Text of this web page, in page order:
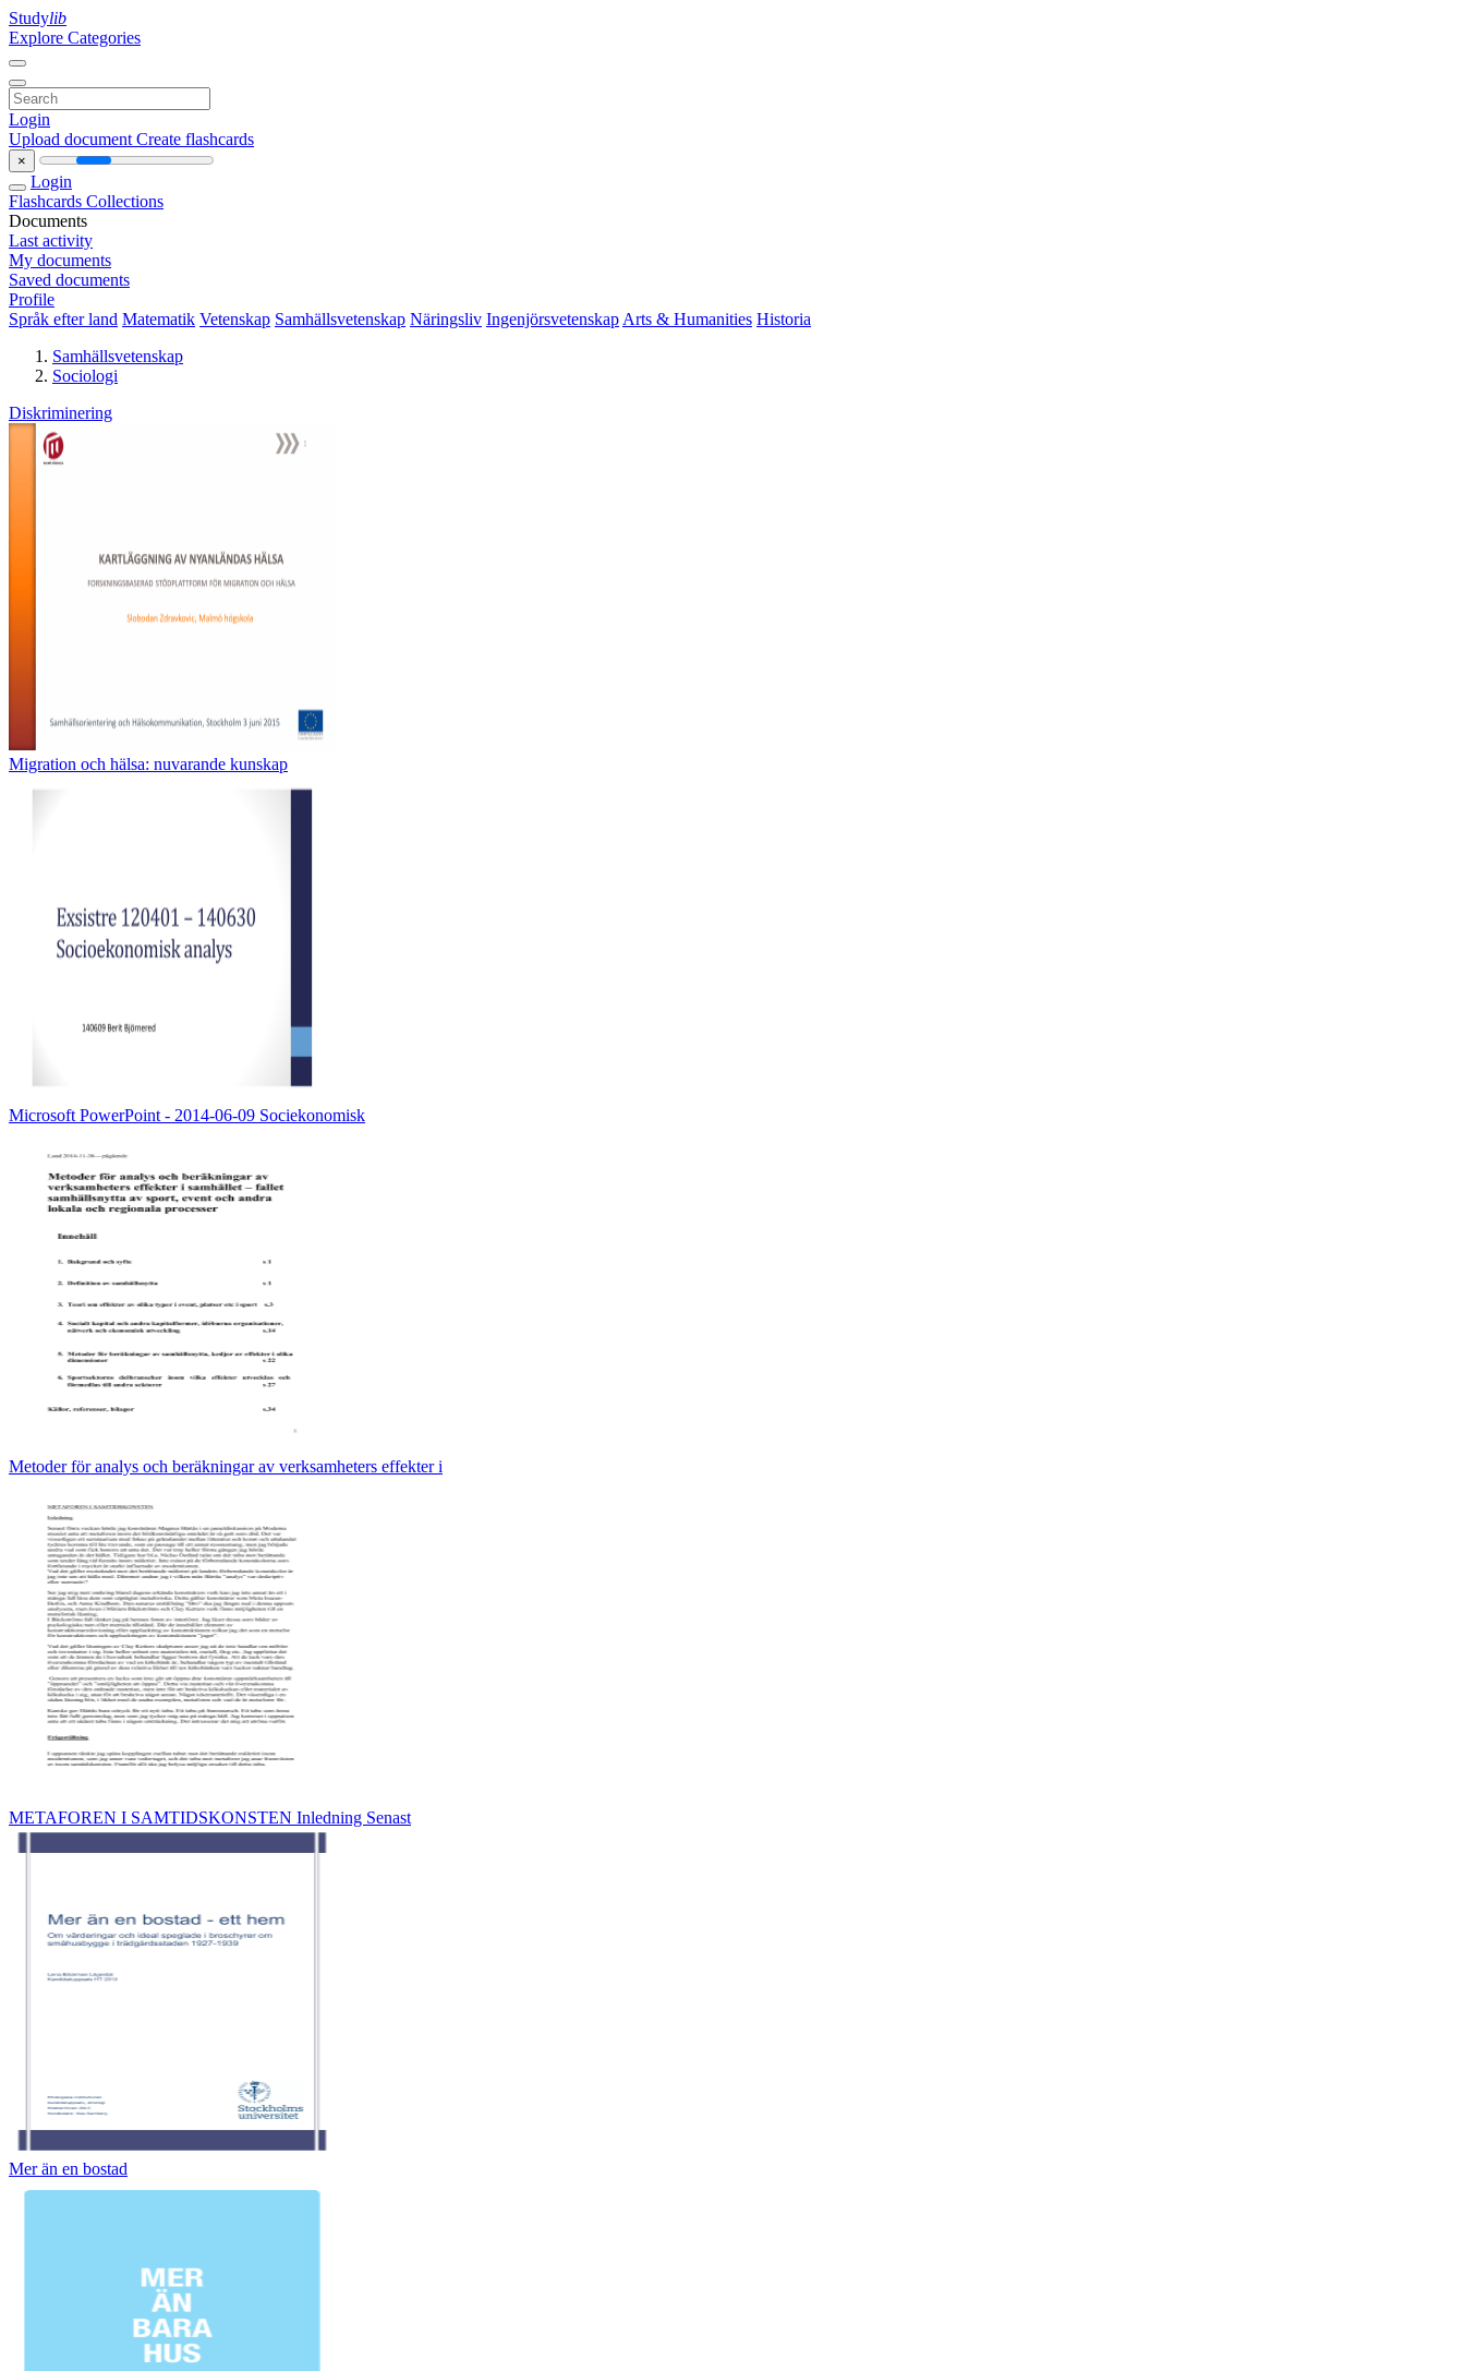
Studylib
Explore Categories
Login
Upload document Create flashcards
×
Login
Flashcards Collections
Documents
Last activity
My documents
Saved documents
Profile
Språk efter land Matematik Vetenskap Samhällsvetenskap Näringsliv Ingenjörsvetenskap Arts & Humanities Historia
Samhällsvetenskap
Sociologi
Diskriminering
Migration och hälsa: nuvarande kunskap
Microsoft PowerPoint - 2014-06-09 Sociekonomisk
Metoder för analys och beräkningar av verksamheters effekter i
METAFOREN I SAMTIDSKONSTEN Inledning Senast
Mer än en bostad